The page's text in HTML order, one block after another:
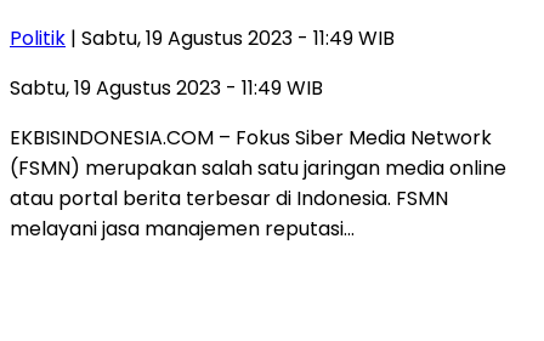
Politik | Sabtu, 19 Agustus 2023 - 11:49 WIB
Sabtu, 19 Agustus 2023 - 11:49 WIB
EKBISINDONESIA.COM – Fokus Siber Media Network
(FSMN) merupakan salah satu jaringan media online
atau portal berita terbesar di Indonesia. FSMN
melayani jasa manajemen reputasi…